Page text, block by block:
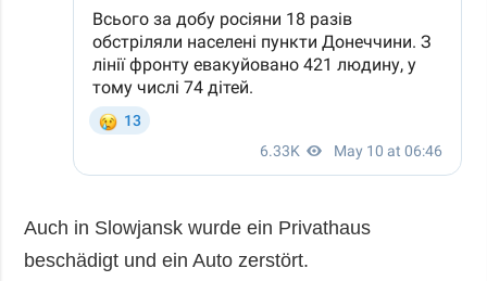
Auch in Slowjansk wurde ein Privathaus
beschädigt und ein Auto zerstört.